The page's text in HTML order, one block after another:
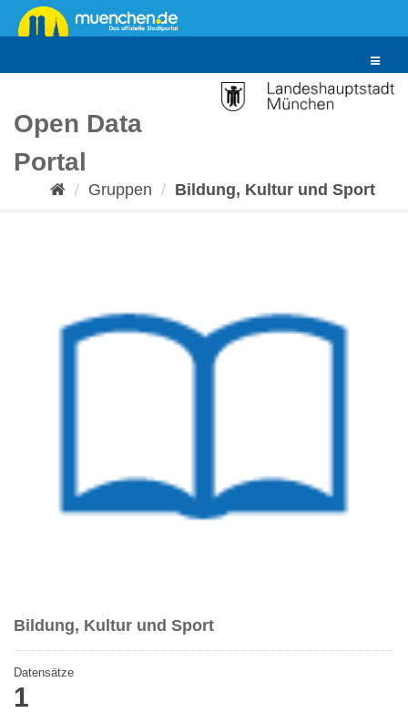
Überspringen
zum
Toggle
Open Data
Portal
Gruppen Bildung, Kultur und Sport
Bildung, Kultur und Sport
Datensätze
1